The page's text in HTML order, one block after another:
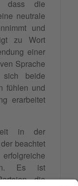
dass die
neutrale
und
zu Wort
einer
Sprache
beide
fühlen und
erarbeitet
in der
beachtet
Es ist
die